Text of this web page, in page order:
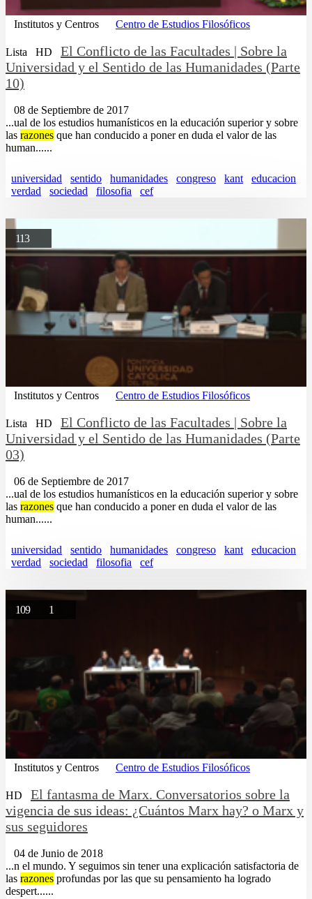
Institutos y Centros Centro de Estudios Filosóficos
Lista HD
El Conflicto de las Facultades | Sobre la
Universidad y el Sentido de las Humanidades (Parte
10)
08 de Septiembre de 2017
...ual de los estudios humanísticos en la educación superior y sobre
las razones que han conducido a poner en duda el valor de las
human......
universidad sentido humanidades congreso kant
educacion
verdad
sociedad filosofia cef
113
Institutos y Centros Centro de Estudios Filosóficos
Lista HD
El Conflicto de las Facultades | Sobre la
Universidad y el Sentido de las Humanidades (Parte
03)
06 de Septiembre de 2017
...ual de los estudios humanísticos en la educación superior y sobre
las razones que han conducido a poner en duda el valor de las
human......
universidad sentido humanidades congreso kant
educacion
verdad
sociedad filosofia cef
109 1
Institutos y Centros Centro de Estudios Filosóficos
HD
El fantasma de Marx. Conversatorios sobre la
vigencia de sus ideas: ¿Cuántos Marx hay? o Marx y
sus seguidores
04 de Junio de 2018
...n el mundo. Y seguimos sin tener una explicación satisfactoria de
las razones profundas por las que su pensamiento ha logrado
despert......